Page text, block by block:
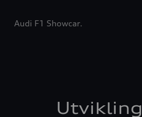
Audi F1 Showcar.